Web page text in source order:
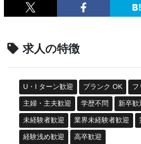
求人の特徴
U・I ターン歓迎 ブランク OK フ
主婦・主夫歓迎 学歴不問 新卒歓
未経験者歓迎 業界未経験者歓迎
経験浅め歓迎 高卒歓迎